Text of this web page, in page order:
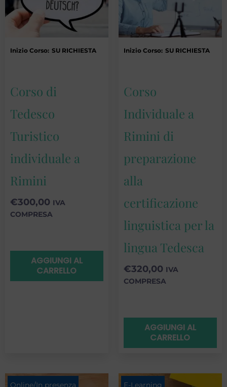
Inizio Corso: SU RICHIESTA
Corso di
Tedesco
Turistico
individuale a
Rimini
€300,00 IVA
COMPRESA
AGGIUNGI AL
CARRELLO
Inizio Corso: SU RICHIESTA
Corso
Individuale a
Rimini di
preparazione
alla
certificazione
linguistica per la
lingua Tedesca
€320,00 IVA
COMPRESA
AGGIUNGI AL
CARRELLO
Online/In presenza E-Learning